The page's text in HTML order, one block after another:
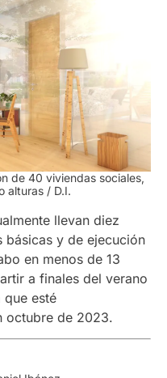
de 40 viviendas sociales,
alturas / D.I.
llevan diez
básicas y de ejecución
en menos de 13
a finales del verano
esté
octubre de 2023.